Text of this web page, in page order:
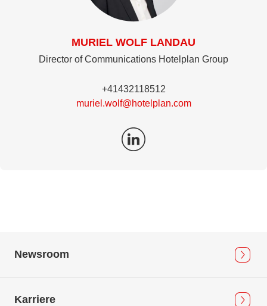
MURIEL WOLF LANDAU
Director of Communications Hotelplan Group
+41432118512
muriel.wolf@hotelplan.com
Newsroom
Karriere